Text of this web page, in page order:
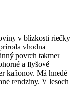
v blízkosti riečky
vhodná
povrch takmer
a flyšové
kaňonov. Má hnedé
rendziny. V lesoch